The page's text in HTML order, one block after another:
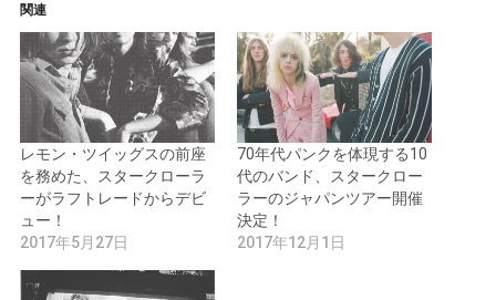
関連
レモン・ツイッグスの前座
を務めた、スタークローラ
ーがラフトレードからデビ
ュー！
2017年5月27日
70年代パンクを体現する10
代のバンド、スタークロー
ラーのジャパンツアー開催
決定！
2017年12月1日